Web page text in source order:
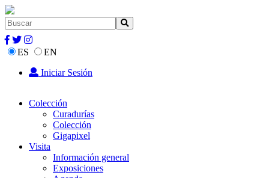
ES
EN
Iniciar Sesión
Colección
Curadurías
Colección
Gigapixel
Visita
Información general
Exposiciones